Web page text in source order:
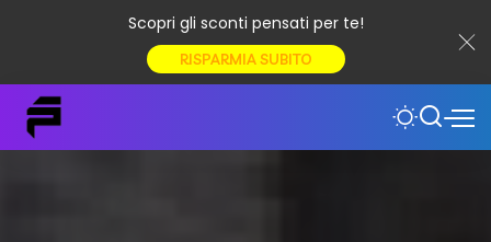
Scopri gli sconti pensati per te!
RISPARMIA SUBITO